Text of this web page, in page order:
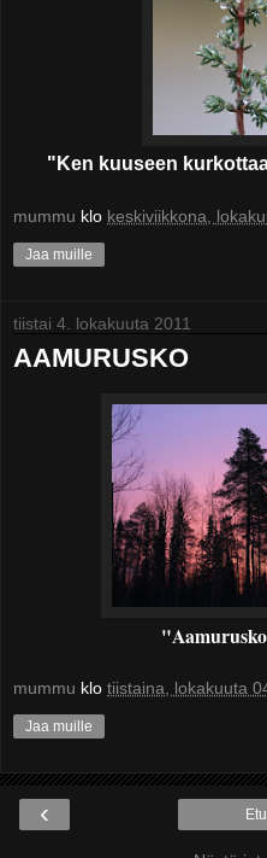
"Ken kuuseen
mummu klo keskiviikkona,
Jaa muille
tiistai 4. lokakuuta 2011
AAMURUSKO
mummu klo tiistaina, lokakuuta
Jaa muille
‹